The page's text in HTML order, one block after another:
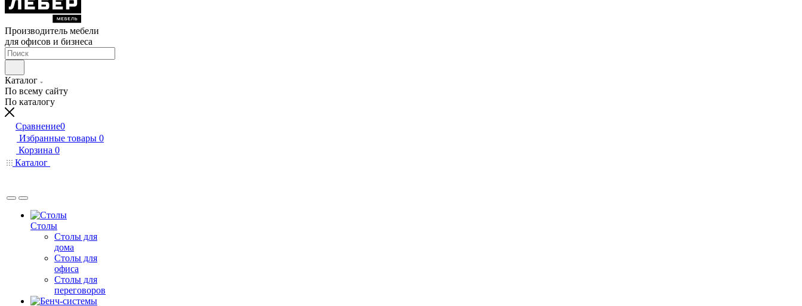
Производитель мебели
для офисов и бизнеса
Каталог
По всему сайту
По каталогу
Сравнение0
Избранные товары 0
Корзина 0
Каталог
Столы
Столы для
дома
Столы для
офиса
Столы для
переговоров